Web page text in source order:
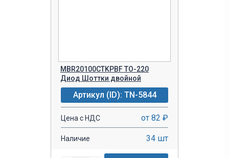
MBR20100CTKPBF TO-220
Диод Шоттки двойной
Артикул (ID): TN-5844
Цена с НДС от 82 ₽
Наличие 34 шт